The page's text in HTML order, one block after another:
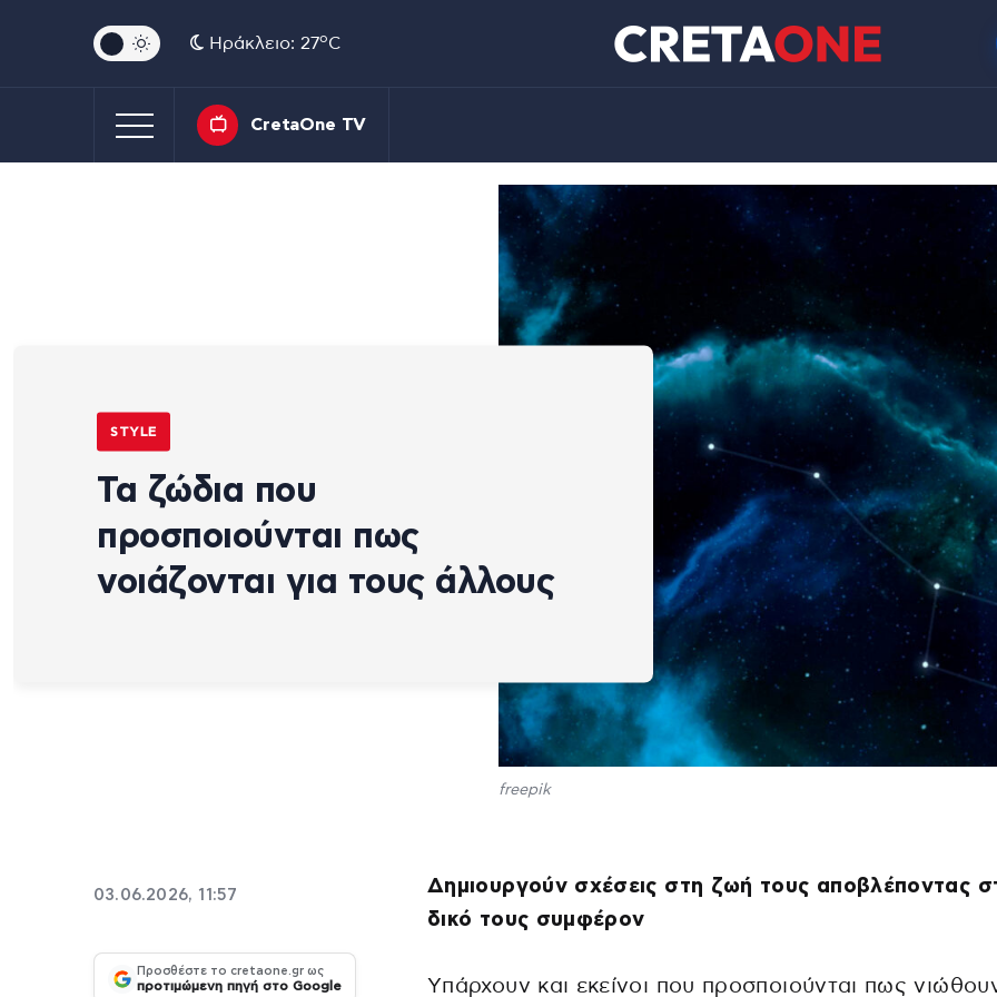
Ηράκλειο: 27oC
CretaOne TV
STYLE
Τα ζώδια που
προσποιούνται πως
νοιάζονται για τους άλλους
freepik
03.06.2026, 11:57
Προσθέστε το cretaone.gr ως
προτιμώμενη πηγή στο Google
Δημιουργούν σχέσεις στη ζωή τους αποβλέποντας
δικό τους συμφέρον
Yπάρχουν και εκείνοι που προσποιούνται πως